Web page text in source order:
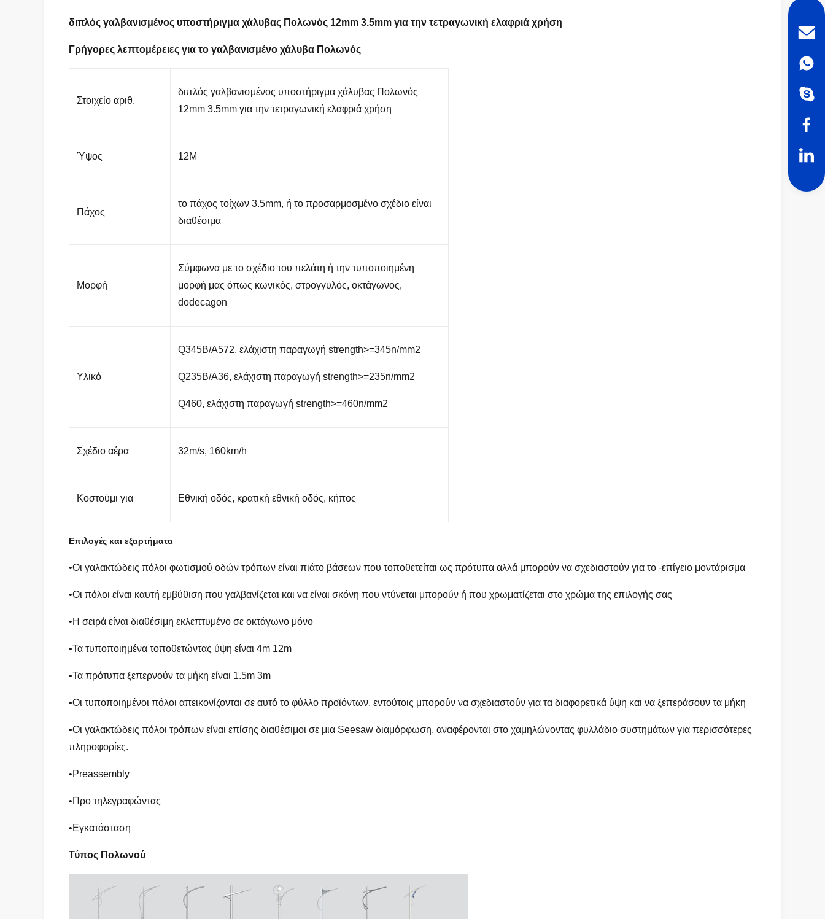
διπλός γαλβανισμένος υποστήριγμα χάλυβας Πολωνός 12mm 3.5mm για την τετραγωνική ελαφριά χρήση
Γρήγορες λεπτομέρειες για το γαλβανισμένο χάλυβα Πολωνός
Στοιχείο αριθ.
διπλός γαλβανισμένος υποστήριγμα χάλυβας Πολωνός
12mm 3.5mm για την τετραγωνική ελαφριά χρήση
Ύψος 12M
Πάχος
το πάχος τοίχων 3.5mm, ή το προσαρμοσμένο σχέδιο είναι
διαθέσιμα
Μορφή
Σύμφωνα με το σχέδιο του πελάτη ή την τυποποιημένη
μορφή μας όπως κωνικός, στρογγυλός, οκτάγωνος,
dodecagon
Υλικό
Q345B/A572, ελάχιστη παραγωγή strength>=345n/mm2
Q235B/A36, ελάχιστη παραγωγή strength>=235n/mm2
Q460, ελάχιστη παραγωγή strength>=460n/mm2
Σχέδιο αέρα 32m/s, 160km/h
Κοστούμι για Εθνική οδός, κρατική εθνική οδός, κήπος
Επιλογές και εξαρτήματα
•Οι γαλακτώδεις πόλοι φωτισμού οδών τρόπων είναι πιάτο βάσεων που τοποθετείται ως πρότυπα αλλά μπορούν να σχεδιαστούν για το -επίγειο μοντάρισμα
•Οι πόλοι είναι καυτή εμβύθιση που γαλβανίζεται και να είναι σκόνη που ντύνεται μπορούν ή που χρωματίζεται στο χρώμα της επιλογής σας
•Η σειρά είναι διαθέσιμη εκλεπτυμένο σε οκτάγωνο μόνο
•Τα τυποποιημένα τοποθετώντας ύψη είναι 4m 12m
•Τα πρότυπα ξεπερνούν τα μήκη είναι 1.5m 3m
•Οι τυποποιημένοι πόλοι απεικονίζονται σε αυτό το φύλλο προϊόντων, εντούτοις μπορούν να σχεδιαστούν για τα διαφορετικά ύψη και να ξεπεράσουν τα μήκη
•Οι γαλακτώδεις πόλοι τρόπων είναι επίσης διαθέσιμοι σε μια Seesaw διαμόρφωση, αναφέρονται στο χαμηλώνοντας φυλλάδιο συστημάτων για περισσότερες
πληροφορίες.
•Preassembly
•Προ τηλεγραφώντας
•Εγκατάσταση
Τύπος Πολωνού